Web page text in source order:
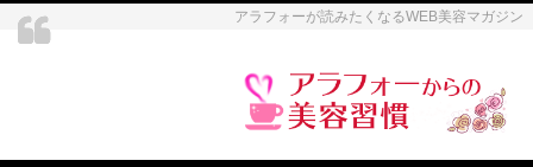
アラフォーが読みたくなるWEB美容マガジン